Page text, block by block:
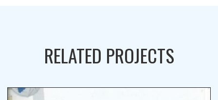
RELATED PROJECTS